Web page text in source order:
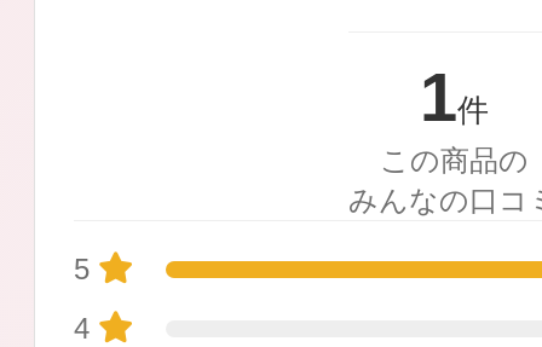
ドレスリフト
1件
この商品の
みんなの口コ
5
4